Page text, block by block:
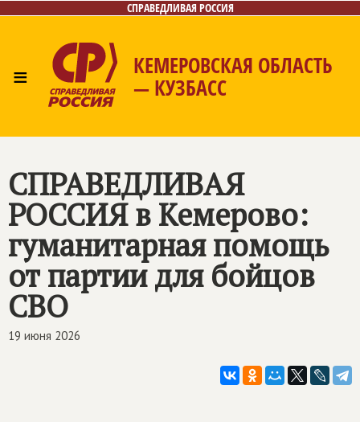
СПРАВЕДЛИВАЯ РОССИЯ
≡ КЕМЕРОВСКАЯ ОБЛАСТЬ
— КУЗБАСС
Лица
Фото/Видео Газета
СПРАВЕДЛИВАЯ
РОССИЯв Кемерово:
гуманитарная помощь
от партии для бойцов
СВО
19 июня 2026